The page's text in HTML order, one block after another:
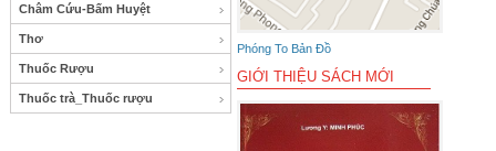
Châm Cứu-Bấm Huyệt
Thơ
Thuốc Rượu
Thuốc trà_Thuốc rượu
Phóng To Bản Đồ
GIỚI THIỆU SÁCH MỚI